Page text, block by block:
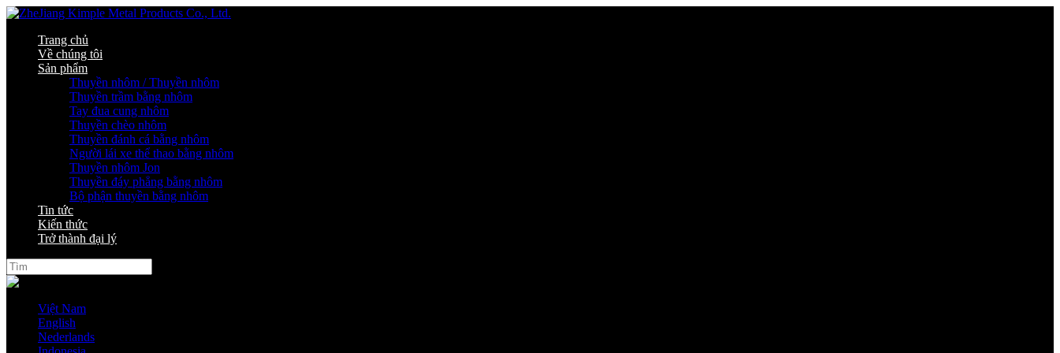
Trang chủ
Về chúng tôi
Sản phẩm
Thuyền nhôm / Thuyền nhôm
Thuyền trầm bằng nhôm
Tay đua cung nhôm
Thuyền chèo nhôm
Thuyền đánh cá bằng nhôm
Người lái xe thể thao bằng nhôm
Thuyền nhôm Jon
Thuyền đáy phẳng bằng nhôm
Bộ phận thuyền bằng nhôm
Tin tức
Kiến thức
Trở thành đại lý
Việt Nam
English
Nederlands